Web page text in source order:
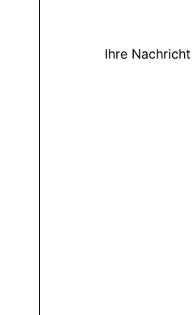
Ihre Nachricht